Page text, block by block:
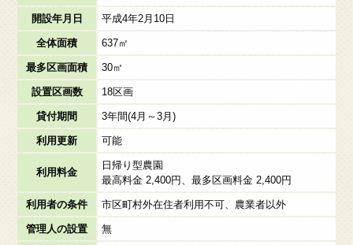
開設年月日 平成4年2月10日
全体面積 637㎡
最多区画面積 30㎡
設置区画数 18区画
貸付期間 3年間(4月～3月)
利用更新 可能
利用料金
日帰り型農園
最高料金 2,400円、最多区画料金 2,400円
利用者の条件 市区町村外在住者利用不可、農業者以外
管理人の設置 無